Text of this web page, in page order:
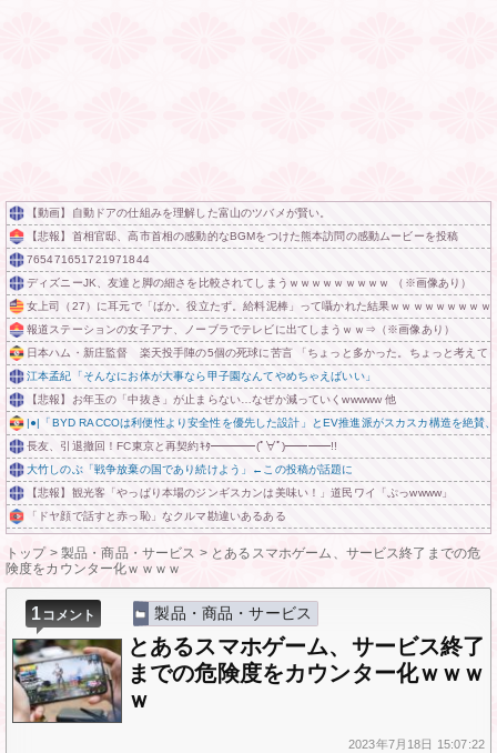
【動画】自動ドアの仕組みを理解した富山のツバメが賢い。
【悲報】首相官邸、高市首相の感動的なBGMをつけた熊本訪問の感動ムービーを投稿
765471651721971844
ディズニーJK、友達と脚の細さを比較されてしまうｗｗｗｗｗｗｗｗｗ （※画像あり）
女上司（27）に耳元で「ばか。役立たず。給料泥棒」って囁かれた結果ｗｗｗｗｗｗｗｗｗ
報道ステーションの女子アナ、ノーブラでテレビに出てしまうｗｗ⇒（※画像あり）
日本ハム・新庄監督 楽天投手陣の5個の死球に苦言 「ちょっと多かった。ちょっと考えて
江本孟紀「そんなにお体が大事なら甲子園なんてやめちゃえばいい」
【悲報】お年玉の「中抜き」が止まらない…なぜか減っていくwwwww 他
|●|「BYD RACCOは利便性より安全性を優先した設計」とEV推進派がスカスカ構造を絶賛
長友、引退撤回！FC東京と再契約ｷﾀ━━━━(ﾟ∀ﾟ)━━━━!!
大竹しのぶ「戦争放棄の国であり続けよう」←この投稿が話題に
【悲報】観光客「やっぱり本場のジンギスカンは美味い！」道民ワイ「ぷっwwww」
「ドヤ顔で話すと赤っ恥」なクルマ勘違いあるある
トップ> 製品・商品・サービス > とあるスマホゲーム、サービス終了までの危
険度をカウンター化ｗｗｗｗ
1コメント 製品・商品・サービス
とあるスマホゲーム、サービス終了
までの危険度をカウンター化ｗｗｗ
ｗ
2023年7月18日 15:07:22